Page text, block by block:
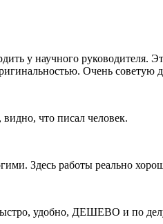
у научного руководителя.
Очень советую
что писал человек.
Здесь работы реально
удобно, ДЕШЕВО и по